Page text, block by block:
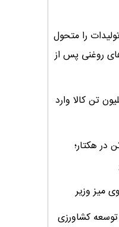
را متحول
روغنی پس از
قاعده قبض انبار ۳.۵ میلیون تن کالا وارد
عملکرد غلات ایران ۲.۷ تن در هکتار؛
میز وزیر
توسعه کشاورزی